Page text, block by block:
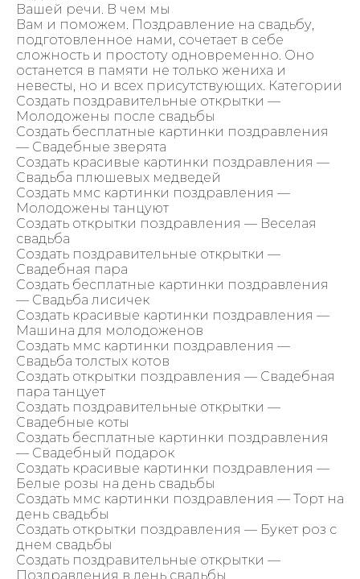
Вашей речи. В чем мы
Вам и поможем. Поздравление на свадьбу,
подготовленное нами, сочетает в себе
сложность и простоту одновременно. Оно
останется в памяти не только жениха и
невесты, но и всех присутствующих. Категории
Создать поздравительные открытки —
Молодожены после свадьбы
Создать бесплатные картинки поздравления
— Свадебные зверята
Создать красивые картинки поздравления —
Свадьба плюшевых медведей
Создать ммс картинки поздравления —
Молодожены танцуют
Создать открытки поздравления — Веселая
свадьба
Создать поздравительные открытки —
Свадебная пара
Создать бесплатные картинки поздравления
— Свадьба лисичек
Создать красивые картинки поздравления —
Машина для молодоженов
Создать ммс картинки поздравления —
Свадьба толстых котов
Создать открытки поздравления — Свадебная
пара танцует
Создать поздравительные открытки —
Свадебные коты
Создать бесплатные картинки поздравления
— Свадебный подарок
Создать красивые картинки поздравления —
Белые розы на день свадьбы
Создать ммс картинки поздравления — Торт на
день свадьбы
Создать открытки поздравления — Букет роз с
днем свадьбы
Создать поздравительные открытки —
Поздравления в день свадьбы